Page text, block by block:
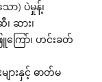
ာ) ပဲမှုန့်၊
ဆား၊
ြော်၊ ဟင်းခတ်
ျားနှင့် ဓာတ်မ